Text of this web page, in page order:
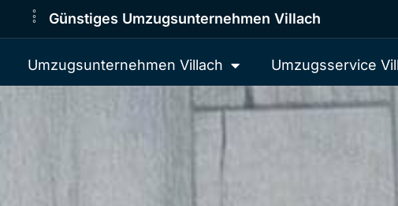
Günstiges Umzugsunternehmen Villach
Umzugsunternehmen Villach Umzugsservice